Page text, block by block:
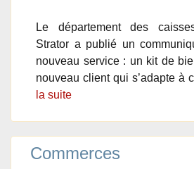
Le département des
Strator a publié un
nouveau service : un kit de
nouveau client qui s’adapte à
la suite
Commerces